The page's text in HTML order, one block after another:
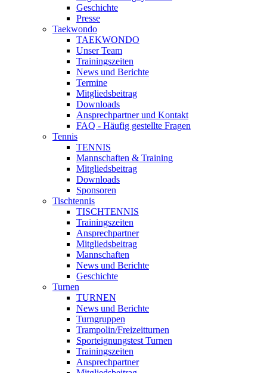
Geschichte
Presse
Taekwondo
TAEKWONDO
Unser Team
Trainingszeiten
News und Berichte
Termine
Mitgliedsbeitrag
Downloads
Ansprechpartner und Kontakt
FAQ - Häufig gestellte Fragen
Tennis
TENNIS
Mannschaften & Training
Mitgliedsbeitrag
Downloads
Sponsoren
Tischtennis
TISCHTENNIS
Trainingszeiten
Ansprechpartner
Mitgliedsbeitrag
Mannschaften
News und Berichte
Geschichte
Turnen
TURNEN
News und Berichte
Turngruppen
Trampolin/Freizeitturnen
Sporteignungstest Turnen
Trainingszeiten
Ansprechpartner